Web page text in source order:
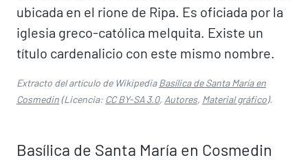
ubicada en el rione de Ripa. Es oficiada por la
iglesia greco-católica melquita. Existe un
título cardenalicio con este mismo nombre.
Extracto del artículo de WikipediaBasílica de Santa María en
Cosmedin(Licencia: CC BY-SA 3.0, Autores, Material gráfico).
Basílica de Santa María en Cosmedin